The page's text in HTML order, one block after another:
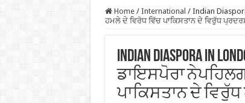
Home / International / Indian
ਹਮਲੇ ਦੇ ਵਿਰੋਧ ਵਿੱਚ ਪਾਕਿਸਤਾਨ ਦੇ ਵਿਰੁੱਧ
Indian Diaspora In
ਡਾਇਸਪੋਰਾ
ਪਾਕਿਸਤਾਨ ਦੇ